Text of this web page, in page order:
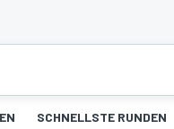
SCHNELLSTE RUNDEN